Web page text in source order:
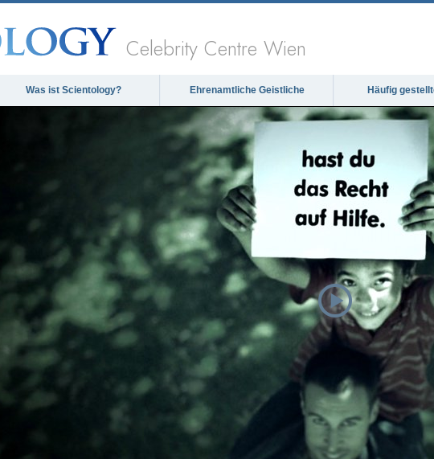
Celebrity Centre Wien
Was ist Scientology? Ehrenamtliche Geistliche Häufig